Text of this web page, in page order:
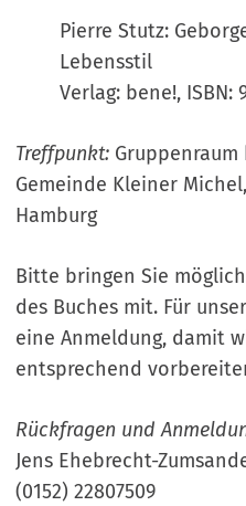
Pierre Stutz:
Lebensstil
Verlag: bene!, ISBN:
Treffpunkt:
Gemeinde Kleiner
Hamburg
Bitte bringen Sie
des Buches mit. Für
eine Anmeldung, damit
entsprechend
Rückfragen und
Jens Ehebrecht-
(0152) 22807509